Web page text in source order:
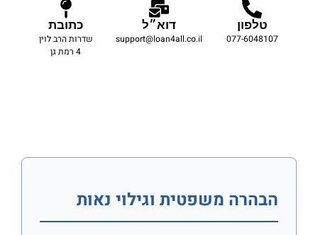
טלפון
077-6048107
דוא״ל
support@loan4all.co.il
כתובת
שדרות הרב לוין
4 רמת גן
הבהרה משפטית וגילוי נאות